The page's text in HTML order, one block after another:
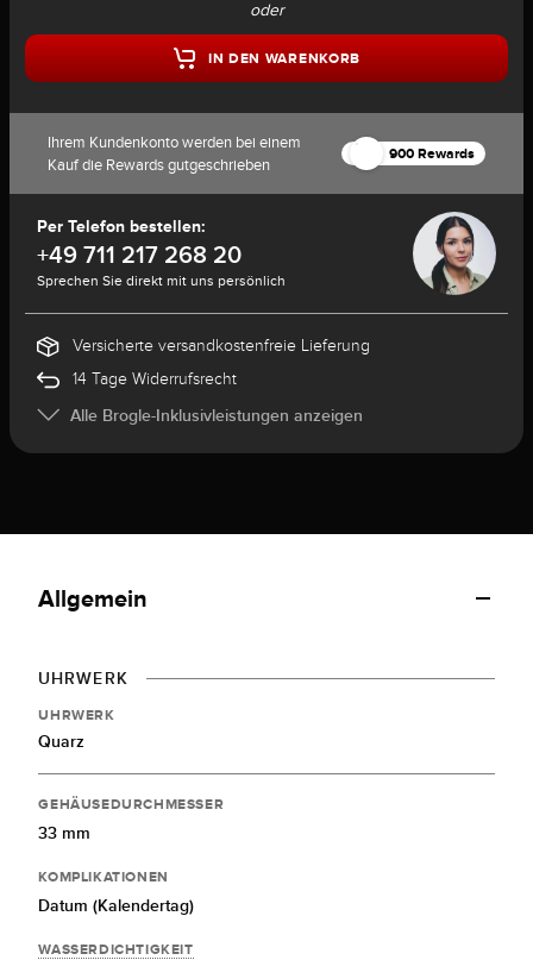
oder
IN DEN WARENKORB
Ihrem Kundenkonto werden bei einem
Kauf die Rewards gutgeschrieben
900 Rewards
Per Telefon bestellen:
+49 711 217 268 20
Sprechen Sie direkt mit uns persönlich
Versicherte versandkostenfreie Lieferung
14 Tage Widerrufsrecht
Alle Brogle-Inklusivleistungen anzeigen
Allgemein
UHRWERK
UHRWERK
Quarz
GEHÄUSEDURCHMESSER
33 mm
KOMPLIKATIONEN
Datum (Kalendertag)
WASSERDICHTIGKEIT